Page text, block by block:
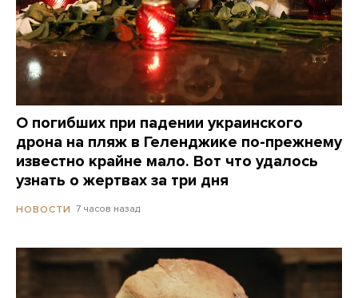
О погибших при падении украинского
дрона на пляж в Геленджике по-прежнему
известно крайне мало. Вот что удалось
узнать о жертвах за три дня
НОВОСТИ 7 часов назад